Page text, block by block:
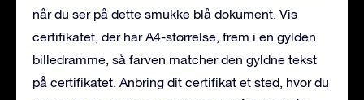
når du ser på dette smukke blå dokument. Vis
certifikatet, der har A4-størrelse, frem i en gylden
billedramme, så farven matcher den gyldne tekst
på certifikatet. Anbring dit certifikat et sted, hvor du